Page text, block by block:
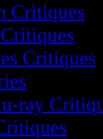
Critiques
Critiques
ray